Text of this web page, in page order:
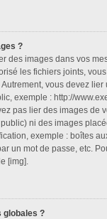
?
des images dans vos
les fichiers joints,
vous devez
exemple : http://
pas lier des images de
public) ni des images
exemple : boîtes
un mot de passe, etc.
[img].
globales ?